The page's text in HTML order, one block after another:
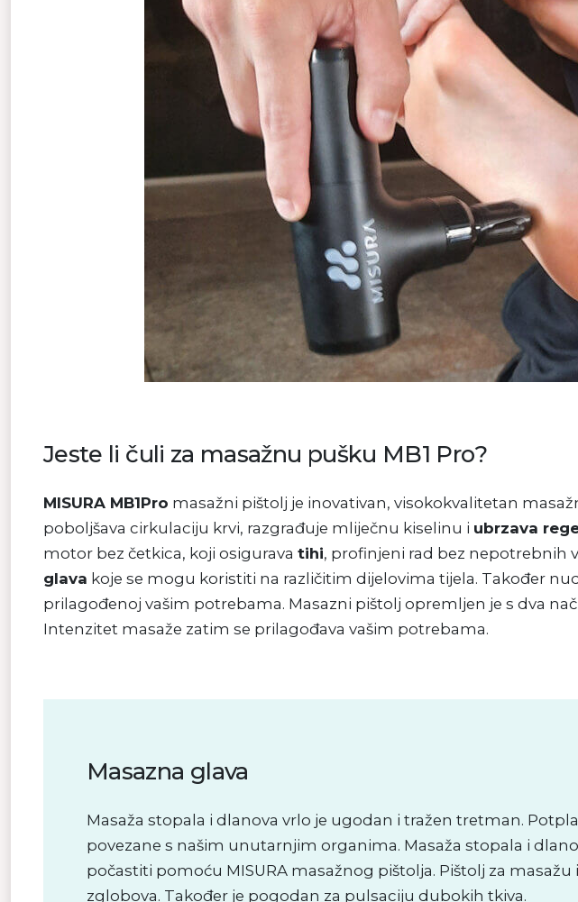
Jeste li čuli za masažnu pušku MB1 Pro?
MISURA MB1Pro masažni pištolj je inovativan, visokokvalitetan
poboljšava cirkulaciju krvi, razgrađuje mliječnu kiselinu i ubrzava
motor bez četkica, koji osigurava tihi, profinjeni rad bez nepotrebnih
glava koje se mogu koristiti na različitim dijelovima tijela. Također
prilagođenoj vašim potrebama. Masazni pištolj opremljen je s dva
Intenzitet masaže zatim se prilagođava vašim potrebama.
Masazna glava
Masaža stopala i dlanova vrlo je ugodan i tražen tretman.
povezane s našim unutarnjim organima. Masaža stopala i
počastiti pomoću MISURA masažnog pištolja. Pištolj za
zglobova. Također je pogodan za pulsaciju dubokih tkiva.